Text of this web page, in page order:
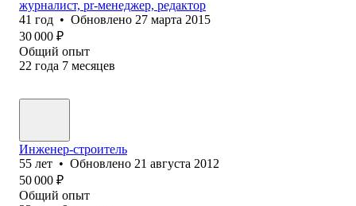
журналист, pr-менеджер, редактор
41 год • Обновлено 27 марта 2015
30 000 ₽
Общий опыт
22 года 7 месяцев
Инженер-строитель
55 лет • Обновлено 21 августа 2012
50 000 ₽
Общий опыт